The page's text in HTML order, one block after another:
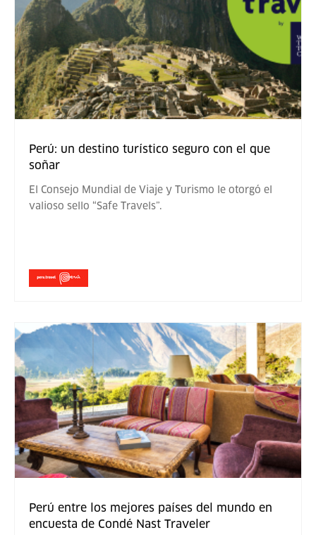
Perú: un destino turístico seguro con el que
soñar
El Consejo Mundial de Viaje y Turismo le otorgó el
valioso sello “Safe Travels”.
Perú entre los mejores países del mundo en
encuesta de Condé Nast Traveler